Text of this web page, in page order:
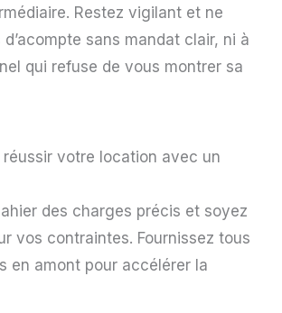
Restez vigilant et ne
sans mandat clair, ni à
qui refuse de vous montrer sa
réussir votre location avec un
des charges précis et soyez
vos contraintes. Fournissez tous
en amont pour accélérer la